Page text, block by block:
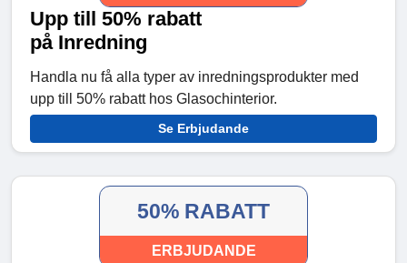
Upp till 50% rabatt
på Inredning
Handla nu få alla typer av inredningsprodukter med
upp till 50% rabatt hos Glasochinterior.
Se Erbjudande
50% RABATT
ERBJUDANDE